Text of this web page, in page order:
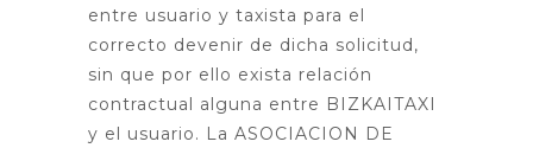
entre usuario y taxista para el
correcto devenir de dicha solicitud,
sin que por ello exista relación
contractual alguna entre BIZKAITAXI
y el usuario. La ASOCIACION DE